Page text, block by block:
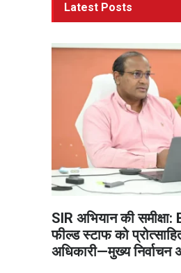
Latest Posts
SIR अभियान की
फील्ड स्टाफ को
अधिकारी—मुख्य निर्वाचन